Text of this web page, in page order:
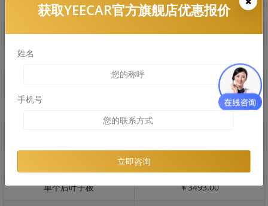
反光镜 ￥540.00
后保险杠 ￥2364.00
￥1350.00
￥2966.00
单个后叶子板 ￥3493.00
获取YEECAR官方旗舰店优惠报价
姓名
手机号
立即咨询